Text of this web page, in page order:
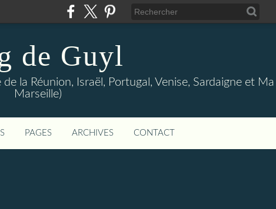
de Guyl
la Réunion, Israël, Portugal, Venise, Sardaigne et
Marseille)
PAGES ARCHIVES CONTACT